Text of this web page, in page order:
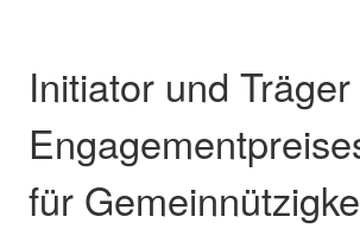
Initiator und
für